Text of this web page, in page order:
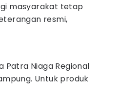
masyarakat tetap
resmi,
Patra Niaga Regional
Untuk produk